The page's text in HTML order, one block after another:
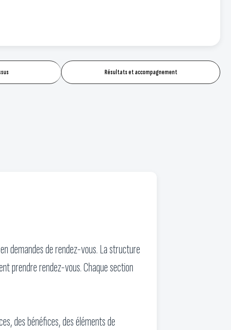
Résultats et accompagnement
demandes de rendez-vous. La structure
prendre rendez-vous. Chaque section
des bénéfices, des éléments de